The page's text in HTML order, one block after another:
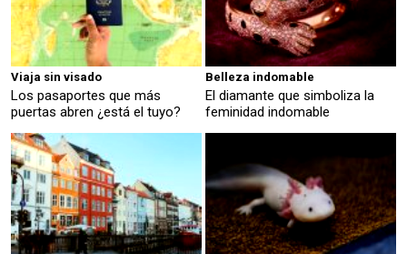
Viaja sin visado
Los pasaportes que más
puertas abren ¿está el tuyo?
Belleza indomable
El diamante que simboliza la
feminidad indomable